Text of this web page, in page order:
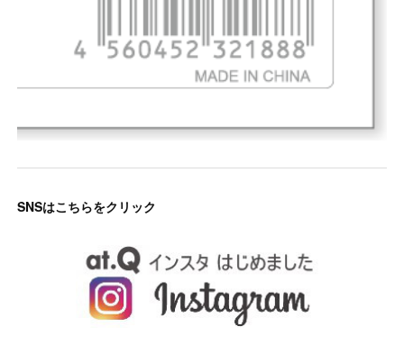
SNSはこちらをクリック